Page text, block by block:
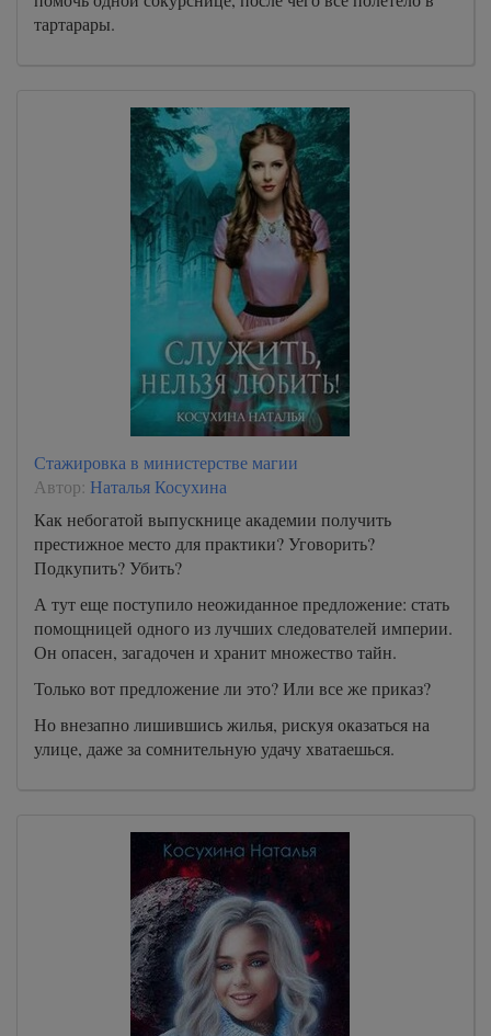
тартарары.
Стажировка в министерстве магии
Автор: Наталья Косухина
Как небогатой выпускнице академии получить
престижное место для практики? Уговорить?
Подкупить? Убить?
А тут еще поступило неожиданное предложение: стать
помощницей одного из лучших следователей империи.
Он опасен, загадочен и хранит множество тайн.
Только вот предложение ли это? Или все же приказ?
Но внезапно лишившись жилья, рискуя оказаться на
улице, даже за сомнительную удачу хватаешься.